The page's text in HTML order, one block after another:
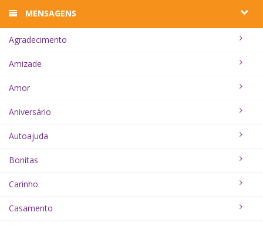
MENSAGENS
Agradecimento
Amizade
Amor
Aniversário
Autoajuda
Bonitas
Carinho
Casamento